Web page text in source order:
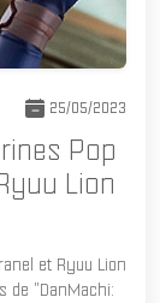
25/05/2023
Pop
Lion
et Ryuu Lion
de "DanMachi: